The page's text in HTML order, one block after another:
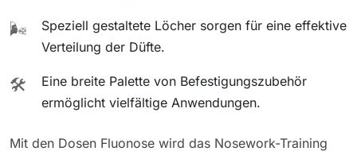
🌬️
Speziell gestaltete Löcher sorgen für eine effektive
Verteilung der Düfte.
🛠️
Eine breite Palette von Befestigungszubehör
ermöglicht vielfältige Anwendungen.
Mit den Dosen Fluonose wird das Nosework-Training